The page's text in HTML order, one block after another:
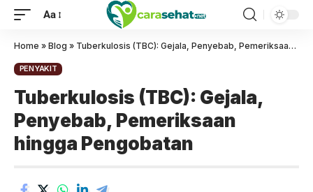
Aa
Home » Blog » Tuberkulosis (TBC): Gejala, Penyebab, Pemeriksaan hingga Pengobatan
PENYAKIT
Tuberkulosis (TBC): Gejala,
Penyebab, Pemeriksaan
hingga Pengobatan